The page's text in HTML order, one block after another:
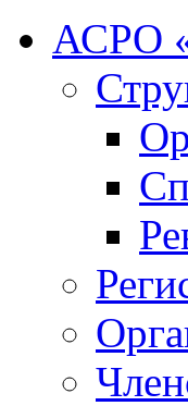
АСРО